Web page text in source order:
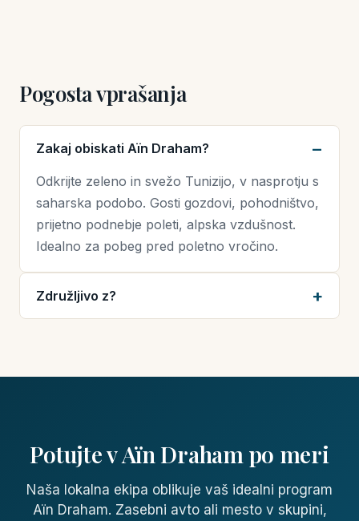
Pogosta vprašanja
Zakaj obiskati Aïn Draham?
Odkrijte zeleno in svežo Tunizijo, v nasprotju s
saharska podobo. Gosti gozdovi, pohodništvo,
prijetno podnebje poleti, alpska vzdušnost.
Idealno za pobeg pred poletno vročino.
Združljivo z?
Potujte v Aïn Draham po meri
Naša lokalna ekipa oblikuje vaš idealni program
Aïn Draham. Zasebni avto ali mesto v skupini,